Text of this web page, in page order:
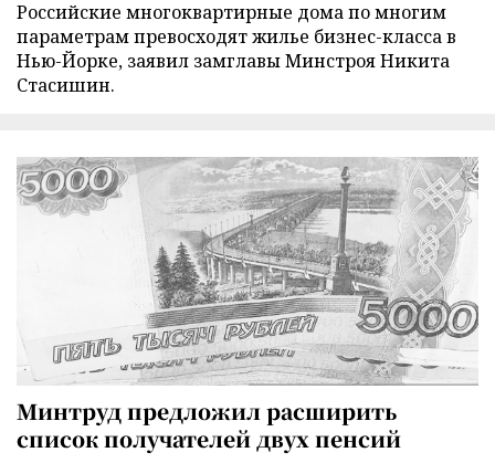
Российские многоквартирные дома по многим
параметрам превосходят жилье бизнес-класса в
Нью-Йорке, заявил замглавы Минстроя Никита
Стасишин.
Минтруд предложил расширить
список получателей двух пенсий